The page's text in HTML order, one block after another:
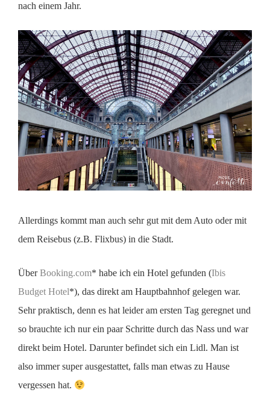
nach einem Jahr.
Allerdings kommt man auch sehr gut mit dem Auto oder mit
dem Reisebus (z.B. Flixbus) in die Stadt.
ÜberBooking.com* habe ich ein Hotel gefunden (Ibis
Budget Hotel*), das direkt am Hauptbahnhof gelegen war.
Sehr praktisch, denn es hat leider am ersten Tag geregnet und
so brauchte ich nur ein paar Schritte durch das Nass und war
direkt beim Hotel. Darunter befindet sich ein Lidl. Man ist
also immer super ausgestattet, falls man etwas zu Hause
vergessen hat.